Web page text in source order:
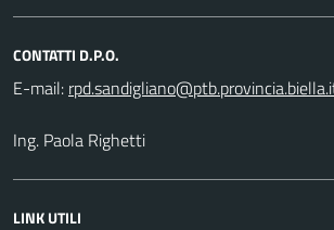
CONTATTI D.P.O.
E-mail:
Ing. Paola Righetti
LINK UTILI